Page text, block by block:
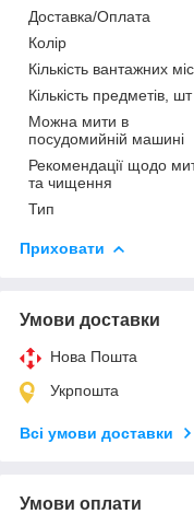
Доставка/Оплата
Колір
Кількість вантажних
Кількість предметів, шт
Можна мити в
посудомийній машині
Рекомендації щодо
та чищення
Тип
Приховати
Умови доставки
Нова Пошта
Укрпошта
Всі умови доставки
Умови оплати